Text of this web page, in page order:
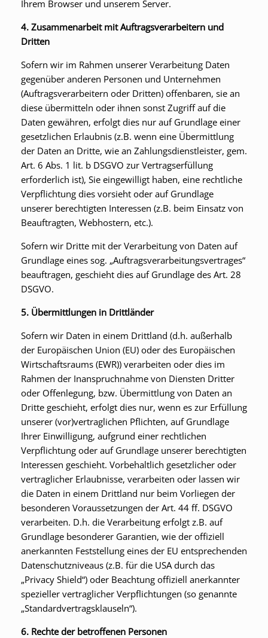
Ihrem Browser und unserem Server.
4. Zusammenarbeit mit Auftragsverarbeitern und
Dritten
Sofern wir im Rahmen unserer Verarbeitung Daten
gegenüber anderen Personen und Unternehmen
(Auftragsverarbeitern oder Dritten) offenbaren, sie an
diese übermitteln oder ihnen sonst Zugriff auf die
Daten gewähren, erfolgt dies nur auf Grundlage einer
gesetzlichen Erlaubnis (z.B. wenn eine Übermittlung
der Daten an Dritte, wie an Zahlungsdienstleister, gem.
Art. 6 Abs. 1 lit. b DSGVO zur Vertragserfüllung
erforderlich ist), Sie eingewilligt haben, eine rechtliche
Verpflichtung dies vorsieht oder auf Grundlage
unserer berechtigten Interessen (z.B. beim Einsatz von
Beauftragten, Webhostern, etc.).
Sofern wir Dritte mit der Verarbeitung von Daten auf
Grundlage eines sog. „Auftragsverarbeitungsvertrages“
beauftragen, geschieht dies auf Grundlage des Art. 28
DSGVO.
5. Übermittlungen in Drittländer
Sofern wir Daten in einem Drittland (d.h. außerhalb
der Europäischen Union (EU) oder des Europäischen
Wirtschaftsraums (EWR)) verarbeiten oder dies im
Rahmen der Inanspruchnahme von Diensten Dritter
oder Offenlegung, bzw. Übermittlung von Daten an
Dritte geschieht, erfolgt dies nur, wenn es zur Erfüllung
unserer (vor)vertraglichen Pflichten, auf Grundlage
Ihrer Einwilligung, aufgrund einer rechtlichen
Verpflichtung oder auf Grundlage unserer berechtigten
Interessen geschieht. Vorbehaltlich gesetzlicher oder
vertraglicher Erlaubnisse, verarbeiten oder lassen wir
die Daten in einem Drittland nur beim Vorliegen der
besonderen Voraussetzungen der Art. 44 ff. DSGVO
verarbeiten. D.h. die Verarbeitung erfolgt z.B. auf
Grundlage besonderer Garantien, wie der offiziell
anerkannten Feststellung eines der EU entsprechenden
Datenschutzniveaus (z.B. für die USA durch das
„Privacy Shield“) oder Beachtung offiziell anerkannter
spezieller vertraglicher Verpflichtungen (so genannte
„Standardvertragsklauseln“).
6. Rechte der betroffenen Personen